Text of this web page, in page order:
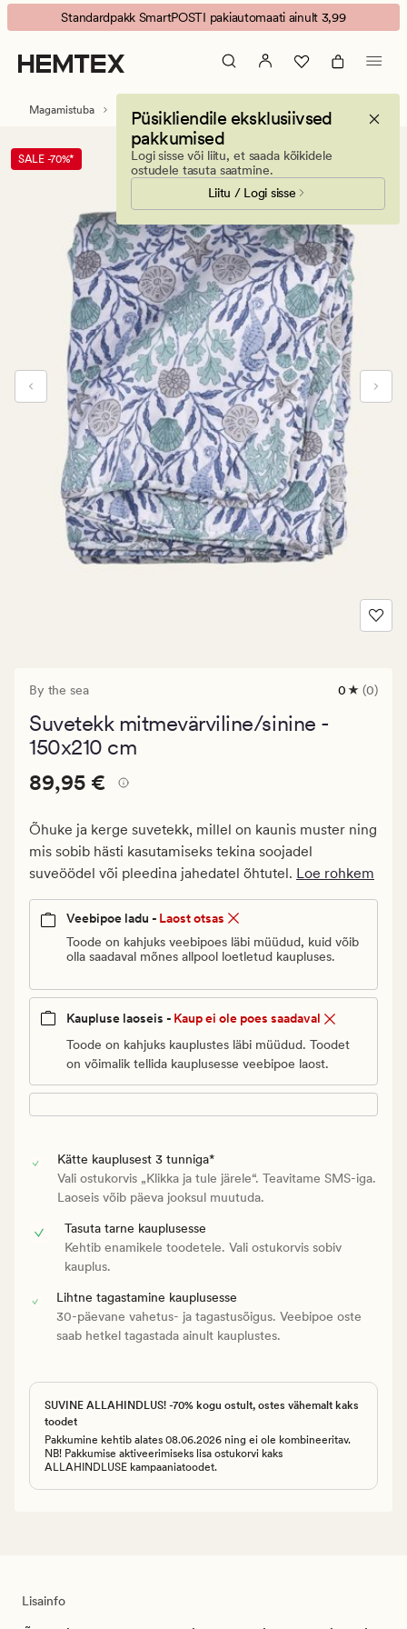
By
the
sea
suvetekk
mitmevärviline/sinine
Animated
banner.
Press
ESCAPE
Standardpakk SmartPOSTI pakiautomaati ainult 3,99
Püsikliendile eksklusiivsed
pakkumised
Logi sisse või liitu, et saada kõikidele
ostudele tasuta saatmine.
Liitu / Logi sisse
Magamistuba Tekid Suvetekid
SALE -70%*
By the sea
0
0 (0)
Suvetekk mitmevärviline/sinine -
150x210 cm
Pris_ee
89,95
€.
Vanlig
€
Pris_ee 89,95 €
89,95 €
Õhuke ja kerge suvetekk, millel on kaunis muster ning
mis sobib hästi kasutamiseks tekina soojadel
suveöödel või pleedina jahedatel õhtutel. Loe rohkem
Veebipoe ladu - Laost otsas
Toode on kahjuks veebipoes läbi müüdud, kuid võib
olla saadaval mõnes allpool loetletud kaupluses.
Kaupluse laoseis - Kaup ei ole poes saadaval
Toode on kahjuks kauplustes läbi müüdud. Toodet
on võimalik tellida kauplusesse veebipoe laost.
Kätte kauplusest 3 tunniga*
Vali ostukorvis „Klikka ja tule järele“. Teavitame SMS-iga.
Laoseis võib päeva jooksul muutuda.
Tasuta tarne kauplusesse
Kehtib enamikele toodetele. Vali ostukorvis sobiv
kauplus.
Lihtne tagastamine kauplusesse
30-päevane vahetus- ja tagastusõigus. Veebipoe oste
saab hetkel tagastada ainult kauplustes.
SUVINE ALLAHINDLUS! -70% kogu ostult, ostes vähemalt kaks
toodet
Pakkumine kehtib alates 08.06.2026 ning ei ole kombineeritav.
NB! Pakkumise aktiveerimiseks lisa ostukorvi kaks
ALLAHINDLUSE kampaaniatoodet.
Lisainfo